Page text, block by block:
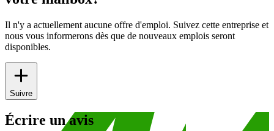
Il n'y a actuellement aucune offre d'emploi. Suivez cette entreprise et
nous vous informerons dès que de nouveaux emplois seront
disponibles.
Suivre
Écrire un avis